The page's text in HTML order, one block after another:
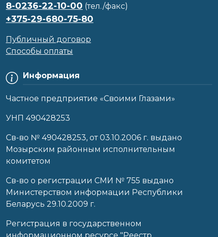
Информация
Частное предприятие «Своими Глазами»
УНП 490428253
Cв-во № 490428253, от 03.10.2006 г. выдано
Мозырским районным исполнительным
комитетом
Св-во о регистрации СМИ № 755 выдано
Министерством информации Республики
Беларусь 29.10.2009 г.
Регистрация в государственном
8-0236-22-10-00 (тел./факс)
+375-29-680-75-80
Публичный договор
Способы оплаты